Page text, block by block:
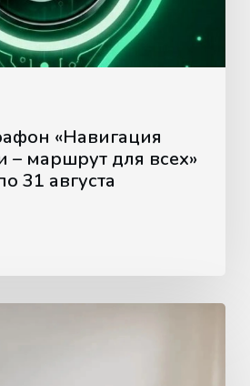
«Навигация
– маршрут для всех»
31 августа